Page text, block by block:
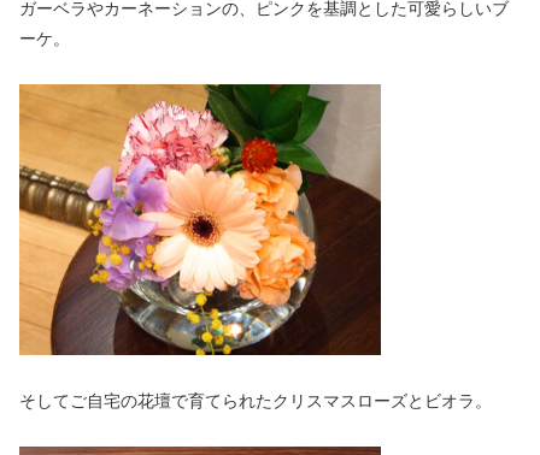
ガーベラやカーネーションの、ピンクを基調とした可愛らしいブ
ーケ。
そしてご自宅の花壇で育てられたクリスマスローズとビオラ。